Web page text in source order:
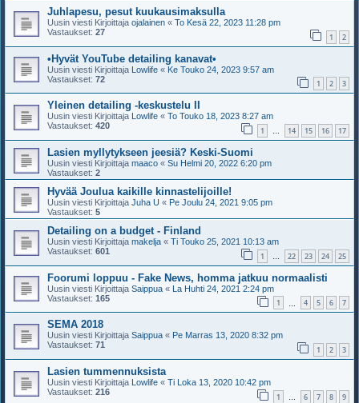
Juhlapesu, pesut kuukausimaksulla
Uusin viesti Kirjoittaja ojalainen « To Kesä 22, 2023 11:28 pm
Vastaukset: 27 1 2
•Hyvät YouTube detailing kanavat•
Uusin viesti Kirjoittaja Lowlife « Ke Touko 24, 2023 9:57 am
Vastaukset: 72 1 2 3
Yleinen detailing -keskustelu II
Uusin viesti Kirjoittaja Lowlife « To Touko 18, 2023 8:27 am
Vastaukset: 420 1 … 14 15 16 17
Lasien myllytykseen jeesiä? Keski-Suomi
Uusin viesti Kirjoittaja maaco « Su Helmi 20, 2022 6:20 pm
Vastaukset: 2
Hyvää Joulua kaikille kinnastelijoille!
Uusin viesti Kirjoittaja Juha U « Pe Joulu 24, 2021 9:05 pm
Vastaukset: 5
Detailing on a budget - Finland
Uusin viesti Kirjoittaja makelja « Ti Touko 25, 2021 10:13 am
Vastaukset: 601 1 … 22 23 24 25
Foorumi loppuu - Fake News, homma jatkuu normaalisti
Uusin viesti Kirjoittaja Saippua « La Huhti 24, 2021 2:24 pm
Vastaukset: 165 1 4 5 6 7
SEMA 2018
Uusin viesti Kirjoittaja Saippua « Pe Marras 13, 2020 8:32 pm
Vastaukset: 71 1 2 3
Lasien tummennuksista
Uusin viesti Kirjoittaja Lowlife « Ti Loka 13, 2020 10:42 pm
Vastaukset: 216 1 6 7 8 9